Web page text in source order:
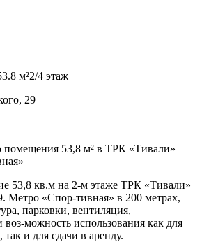
м²2/4 этаж
29
помещения 53,8 м² в ТРК «Тивали»
53,8 кв.м на 2-м этаже ТРК «Тивали»
Метро «Спор-тивная» в 200 метрах,
парковки, вентиляция,
можность использования как для
так и для сдачи в аренду.